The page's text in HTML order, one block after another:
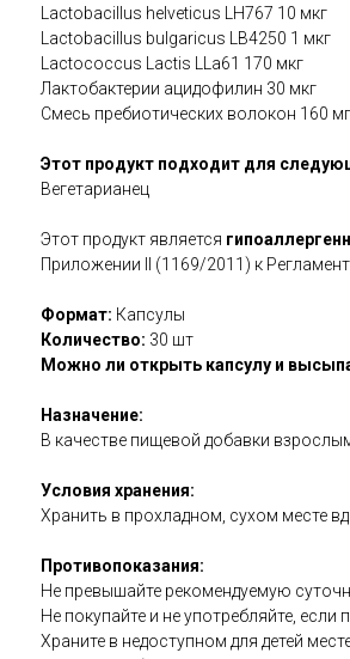
Lactobacillus helveticus LH767 10 мкг
Lactobacillus bulgaricus LB4250 1 мкг
Lactococcus Lactis LLa61 170 мкг
Лактобактерии ацидофилин 30 мкг
Смесь пребиотических волокон 160 мг
Этот продукт подходит для
Вегетарианец
Этот продукт является
Приложении II (1169/2011) к
Формат: Капсулы
Количество: 30 шт
Можно ли открыть капсулу и
Назначение:
В качестве пищевой добавки
Условия хранения:
Хранить в прохладном, сухом месте
Противопоказания:
Не превышайте рекомендуемую
Не покупайте и не употребляйте, если
Храните в недоступном для детей